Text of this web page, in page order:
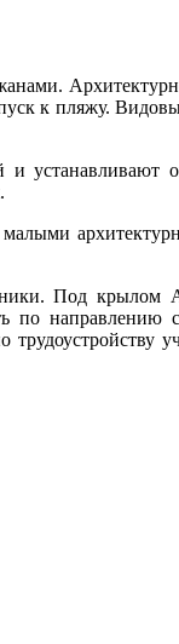
к пляжу.
устанавливают
Под
направлению